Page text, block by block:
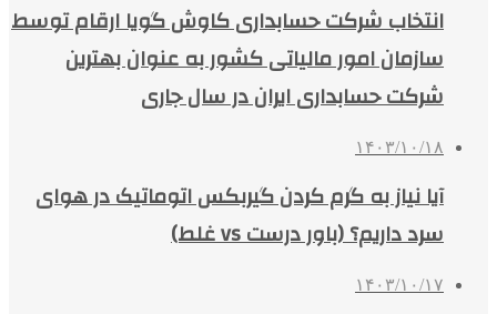
انتخاب شرکت حسابداری کاوش گویا ارقام توسط
سازمان امور مالیاتی کشور به عنوان بهترین
شرکت حسابداری ایران در سال جاری
۱۴۰۳/۱۰/۱۸
آیا نیاز به گرم کردن گیربکس اتوماتیک در هوای
سرد داریم؟ (باور درست vs غلط)
۱۴۰۳/۱۰/۱۷